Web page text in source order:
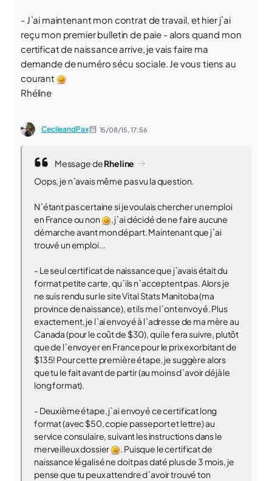
- J`ai maintenant mon contrat de travail, et hier j`ai
reçu mon premier bulletin de paie - alors quand mon
certificat de naissance arrive, je vais faire ma
demande de numéro sécu sociale. Je vous tiens au
courant
Rhéline
CecileandPax 15/08/15,17:56
Message deRheline
Oops, je n`avais même pas vu la question.
N`étant pas certaine si je voulais chercher un emploi
en France ou non
, j`ai décidé de ne faire aucune
démarche avant mon départ. Maintenant que j`ai
trouvé un emploi...
- Le seul certificat de naissance que j`avais était du
format petite carte, qu`ils n`acceptent pas. Alors je
ne suis rendu sur le site Vital Stats Manitoba (ma
province de naissance), et ils me l`ont envoyé. Plus
exactement, je l`ai envoyé à l`adresse de ma mère au
Canada (pour le coût de $30), qui le fera suivre, plutôt
que de l`envoyer en France pour le prix exorbitant de
$135! Pour cette première étape, je suggère alors
que tu le fait avant de partir (au moins d`avoir déjà le
long format).
- Deuxième étape, j`ai envoyé ce certificat long
format (avec $50, copie passeport et lettre) au
service consulaire, suivant les instructions dans le
merveilleux dossier
. Puisque le certificat de
naissance légalisé ne doit pas daté plus de 3 mois, je
pense que tu peux attendre d`avoir trouvé ton